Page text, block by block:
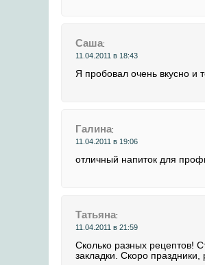
Cаша:
11.04.2011 в 18:43
Я пробовал очень вкусно и
Галина:
11.04.2011 в 19:06
отличный напиток для
Татьяна:
11.04.2011 в 21:59
Сколько разных рецептов!
закладки. Скоро